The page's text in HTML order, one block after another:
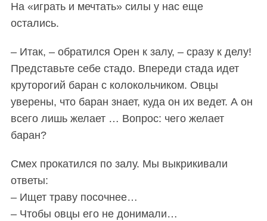
На «играть и мечтать» силы у нас еще
остались.
– Итак, – обратился Орен к залу, – сразу к делу!
Представьте себе стадо. Впереди стада идет
круторогий баран с колокольчиком. Овцы
уверены, что баран знает, куда он их ведет. А он
всего лишь желает … Вопрос: чего желает
баран?
Смех прокатился по залу. Мы выкрикивали
ответы:
– Ищет траву посочнее…
– Чтобы овцы его не донимали…